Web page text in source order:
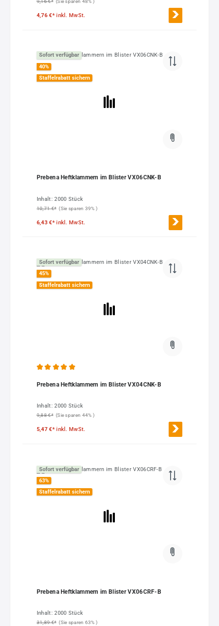
9,16 €* (Sie sparen 48% )
4,76 €*inkl. MwSt.
Sofort verfügbar
40%
Staffelrabatt sichern
Prebena Heftklammern im Blister VX06CNK-B
Inhalt:2000 Stück
10,71 €* (Sie sparen 39% )
6,43 €*inkl. MwSt.
Sofort verfügbar
45%
Staffelrabatt sichern
Prebena Heftklammern im Blister VX04CNK-B
Inhalt:2000 Stück
9,88 €* (Sie sparen 44% )
5,47 €*inkl. MwSt.
Sofort verfügbar
63%
Staffelrabatt sichern
Prebena Heftklammern im Blister VX06CRF-B
Inhalt:2000 Stück
31,89 €* (Sie sparen 63% )